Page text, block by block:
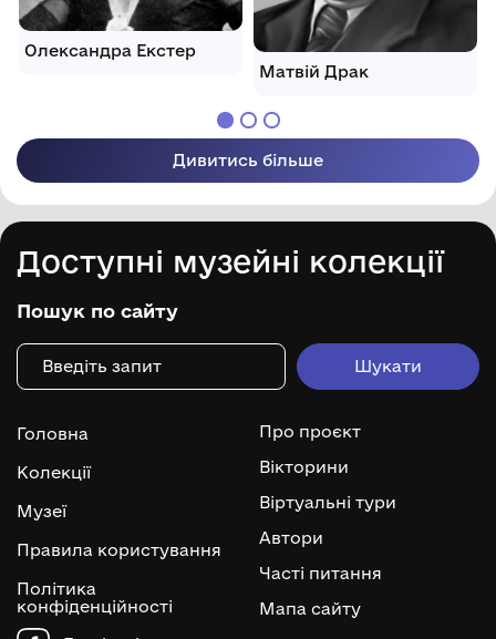
Олександра Екстер
Матвій Драк
Дивитись більше
Доступні музейні колекції
Пошук по сайту
Головна
Колекції
Музеї
Правила користування
Політика
конфіденційності
Про проєкт
Вікторини
Віртуальні тури
Автори
Часті питання
Мапа сайту